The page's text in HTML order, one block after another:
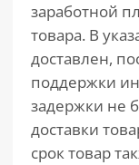
заработной
товара. В
доставлен,
поддержки
задержки не
доставки
срок товар